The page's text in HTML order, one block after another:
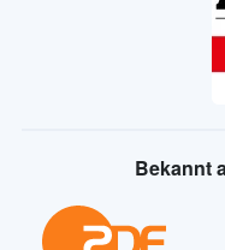
Bekannt